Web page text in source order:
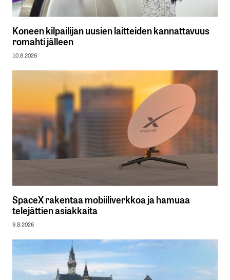
Koneen kilpailijan uusien laitteiden kannattavuus
romahti jälleen
10.8.2026
SpaceX rakentaa mobiiliverkkoa ja hamuaa
telejättien asiakkaita
9.8.2026